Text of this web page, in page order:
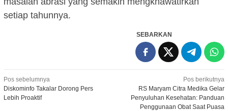
setiap tahunnya.
SEBARKAN
Navigasi
pos
Pos sebelumnya
Diskominfo Takalar Dorong Pers
Lebih Proaktif
Pos berikutnya
RS Maryam Citra Medika Gelar
Penyuluhan Kesehatan: Panduan
Penggunaan Obat Saat Puasa